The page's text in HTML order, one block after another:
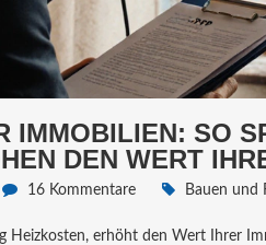
IMMOBILIEN: SO
DEN WERT
16 Kommentare Bauen und
Heizkosten, erhöht den Wert Ihrer